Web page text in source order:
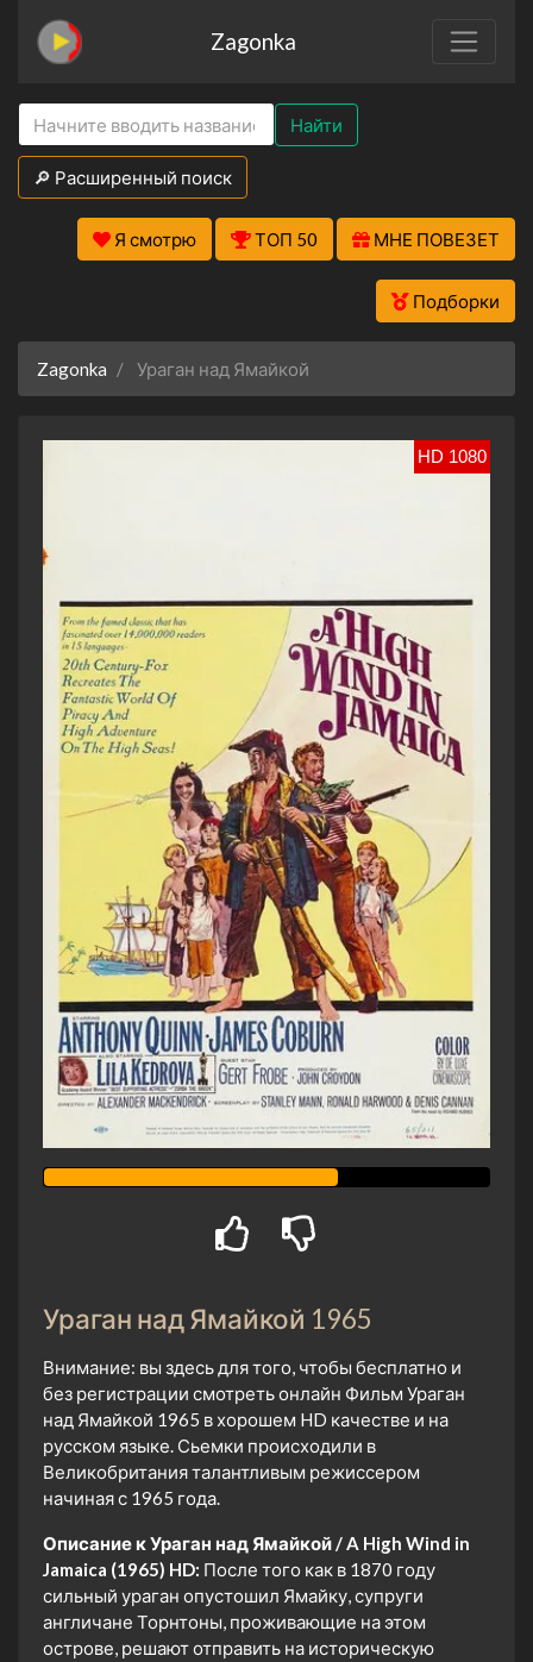
Zagonka
Найти
🔎 Расширенный поиск
Я смотрю ТОП 50 МНЕ ПОВЕЗЕТ
Подборки
Zagonka Ураган над Ямайкой
HD 1080
Ураган над Ямайкой 1965
Внимание: вы здесь для того, чтобы бесплатно и
без регистрации смотреть онлайн Фильм Ураган
над Ямайкой 1965 в хорошем HD качестве и на
русском языке. Сьемки происходили в
Великобритания талантливым режиссером
начиная с 1965 года.
Описание к Ураган над Ямайкой / A High Wind in
Jamaica (1965) HD: После того как в 1870 году
сильный ураган опустошил Ямайку, супруги
англичане Торнтоны, проживающие на этом
острове, решают отправить на историческую